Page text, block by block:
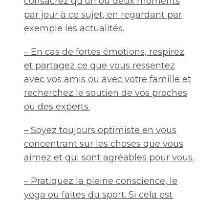
par jour à ce sujet, en regardant par
exemple les actualités.
– En cas de fortes émotions, respirez
et partagez ce que vous ressentez
avec vos amis ou avec votre famille et
recherchez le soutien de vos proches
ou des experts.
– Soyez toujours optimiste en vous
concentrant sur les choses que vous
aimez et qui sont agréables pour vous.
– Pratiquez la pleine conscience, le
yoga ou faites du sport. Si cela est